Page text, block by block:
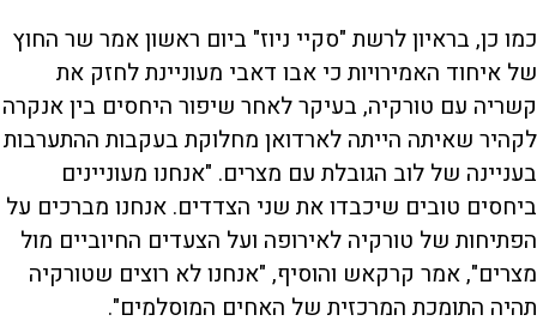
כמו כן, בראיון לרשת "סקיי ניוז" ביום ראשון אמר שר החוץ
של איחוד האמירויות כי אבו דאבי מעוניינת לחזק את
קשריה עם טורקיה, בעיקר לאחר שיפור היחסים בין אנקרה
לקהיר שאיתה הייתה לארדואן מחלוקת בעקבות ההתערבות
בעניינה של לוב הגובלת עם מצרים. "אנחנו מעוניינים
ביחסים טובים שיכבדו את שני הצדדים. אנחנו מברכים על
הפתיחות של טורקיה לאירופה ועל הצעדים החיוביים מול
מצרים", אמר קרקאש והוסיף, "אנחנו לא רוצים שטורקיה
תהיה התומכת המרכזית של האחים המוסלמים".